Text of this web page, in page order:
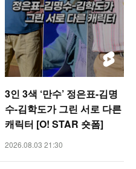
3인 3색 ‘만수’ 정은표-김명
수-김학도가 그린 서로 다른
캐릭터 [O! STAR 숏폼]
2026.08.03 21:30